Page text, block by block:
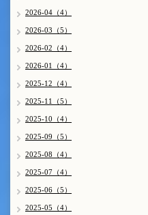
2026-04（4）
2026-03（5）
2026-02（4）
2026-01（4）
2025-12（4）
2025-11（5）
2025-10（4）
2025-09（5）
2025-08（4）
2025-07（4）
2025-06（5）
2025-05（4）